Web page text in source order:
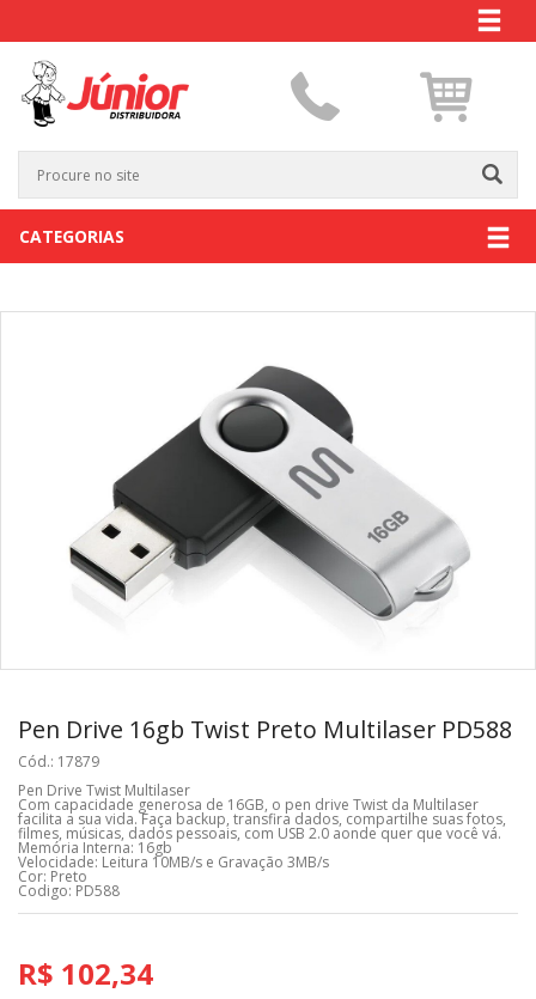
CATEGORIAS
Pen Drive 16gb Twist Preto Multilaser PD588
Cód.: 17879
Pen Drive Twist Multilaser
Com capacidade generosa de 16GB, o pen drive Twist da Multilaser
facilita a sua vida. Faça backup, transfira dados, compartilhe suas fotos,
filmes, músicas, dados pessoais, com USB 2.0 aonde quer que você vá.
Memória Interna: 16gb
Velocidade: Leitura 10MB/s e Gravação 3MB/s
Cor: Preto
Codigo: PD588
R$ 102,34